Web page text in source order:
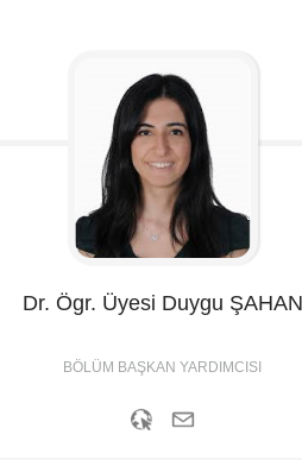
Dr. Ögr. Üyesi Duygu ŞAHAN
BÖLÜM BAŞKAN YARDIMCISI